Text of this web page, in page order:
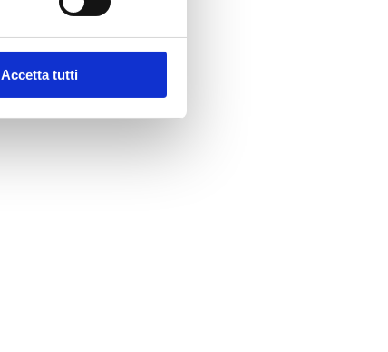
Accetta tutti